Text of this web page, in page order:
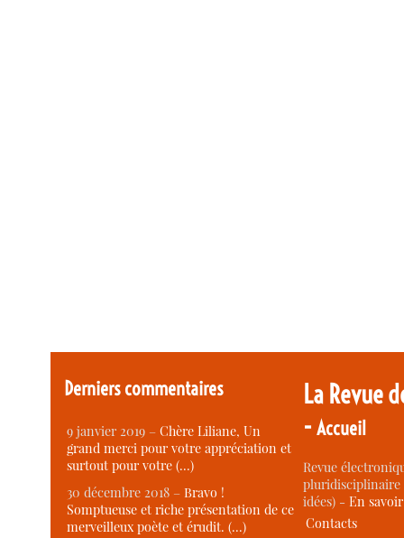
Derniers commentaires
9 janvier 2019 –Chère Liliane, Un
grand merci pour votre appréciation et
surtout pour votre (…)
30 décembre 2018 –Bravo !
Somptueuse et riche présentation de ce
merveilleux poète et érudit. (…)
La Revue
-Accueil
Revue
idées) -En
Contacts